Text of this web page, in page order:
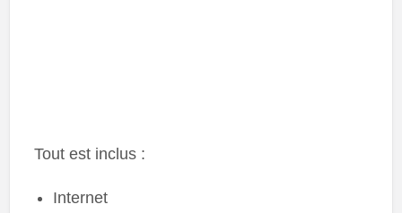
Tout est inclus :
Internet